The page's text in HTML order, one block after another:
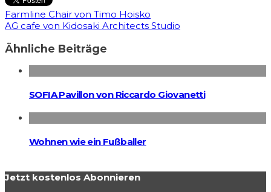
Farmline Chair von Timo Hoisko
AG cafe von Kidosaki Architects Studio
Ähnliche Beiträge
SOFIA Pavillon von Riccardo Giovanetti
Wohnen wie ein Fußballer
Jetzt kostenlos Abonnieren